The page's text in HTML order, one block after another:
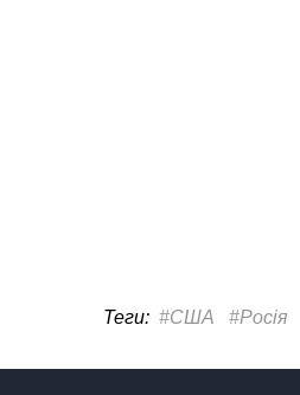
Теги: #США #Росія